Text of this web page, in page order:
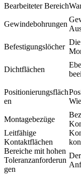
Bearbeiteter Bereich
Gewindebohrungen
Befestigungslöcher
Dichtflächen
Positionierungsfläch
en
Montagebezüge
Leitfähige
Kontaktflächen
Bereiche mit hohen
Toleranzanforderun
gen